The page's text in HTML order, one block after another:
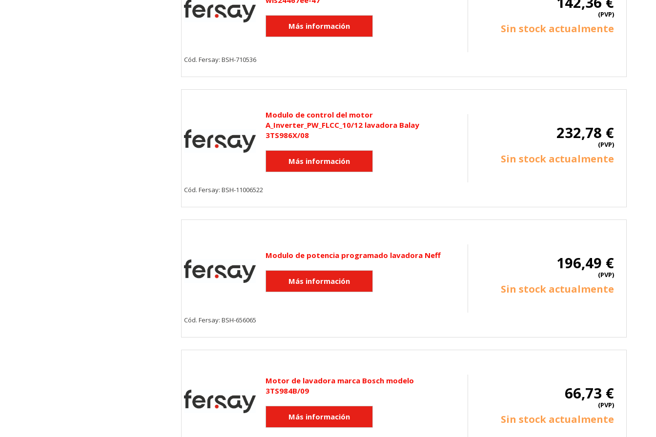
(PVP)
Sin stock actualmente
Cód. Fersay: BSH-710536
Modulo de control del motor
A_Inverter_PW_FLCC_10/12 lavadora Balay
3TS986X/08
232,78 €
(PVP)
Sin stock actualmente
Cód. Fersay: BSH-11006522
Modulo de potencia programado lavadora Neff 196,49 €
(PVP)
Sin stock actualmente
Cód. Fersay: BSH-656065
Motor de lavadora marca Bosch modelo
3TS984B/09
66,73 €
(PVP)
Sin stock actualmente